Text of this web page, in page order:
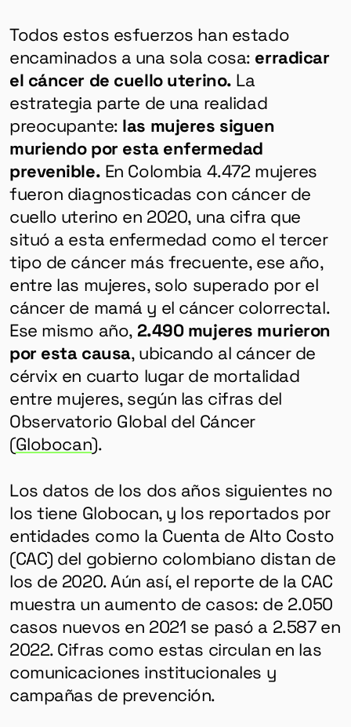
Todos estos esfuerzos han estado
encaminados a una sola cosa: erradicar
el cáncer de cuello uterino. La
estrategia parte de una realidad
preocupante: las mujeres siguen
muriendo por esta enfermedad
prevenible. En Colombia 4.472 mujeres
fueron diagnosticadas con cáncer de
cuello uterino en 2020, una cifra que
situó a esta enfermedad como el tercer
tipo de cáncer más frecuente, ese año,
entre las mujeres, solo superado por el
cáncer de mamá y el cáncer colorrectal.
Ese mismo año, 2.490 mujeres murieron
por esta causa, ubicando al cáncer de
cérvix en cuarto lugar de mortalidad
entre mujeres, según las cifras del
Observatorio Global del Cáncer
(Globocan).
Los datos de los dos años siguientes no
los tiene Globocan, y los reportados por
entidades como la Cuenta de Alto Costo
(CAC) del gobierno colombiano distan de
los de 2020. Aún así, el reporte de la CAC
muestra un aumento de casos: de 2.050
casos nuevos en 2021 se pasó a 2.587 en
2022. Cifras como estas circulan en las
comunicaciones institucionales y
campañas de prevención.